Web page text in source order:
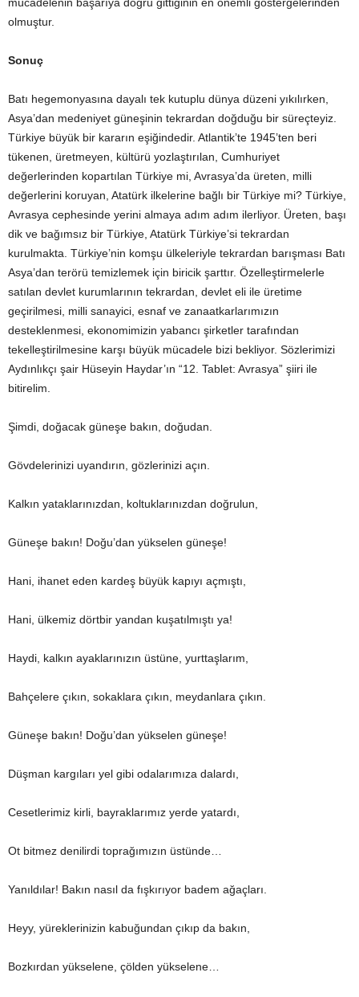
olmuştur.
Sonuç
Batı hegemonyasına dayalı tek kutuplu dünya düzeni yıkılırken,
Asya’dan medeniyet güneşinin tekrardan doğduğu bir süreçteyiz.
Türkiye büyük bir kararın eşiğindedir. Atlantik’te 1945’ten beri
tükenen, üretmeyen, kültürü yozlaştırılan, Cumhuriyet
değerlerinden kopartılan Türkiye mi, Avrasya’da üreten, milli
değerlerini koruyan, Atatürk ilkelerine bağlı bir Türkiye mi? Türkiye,
Avrasya cephesinde yerini almaya adım adım ilerliyor. Üreten, başı
dik ve bağımsız bir Türkiye, Atatürk Türkiye’si tekrardan
kurulmakta. Türkiye’nin komşu ülkeleriyle tekrardan barışması Batı
Asya’dan terörü temizlemek için biricik şarttır. Özelleştirmelerle
satılan devlet kurumlarının tekrardan, devlet eli ile üretime
geçirilmesi, milli sanayici, esnaf ve zanaatkarlarımızın
desteklenmesi, ekonomimizin yabancı şirketler tarafından
tekelleştirilmesine karşı büyük mücadele bizi bekliyor. Sözlerimizi
Aydınlıkçı şair Hüseyin Haydar’ın “12. Tablet: Avrasya” şiiri ile
bitirelim.
Şimdi, doğacak güneşe bakın, doğudan.
Gövdelerinizi uyandırın, gözlerinizi açın.
Kalkın yataklarınızdan, koltuklarınızdan doğrulun,
Güneşe bakın! Doğu’dan yükselen güneşe!
Hani, ihanet eden kardeş büyük kapıyı açmıştı,
Hani, ülkemiz dörtbir yandan kuşatılmıştı ya!
Haydi, kalkın ayaklarınızın üstüne, yurttaşlarım,
Bahçelere çıkın, sokaklara çıkın, meydanlara çıkın.
Güneşe bakın! Doğu’dan yükselen güneşe!
Düşman kargıları yel gibi odalarımıza dalardı,
Cesetlerimiz kirli, bayraklarımız yerde yatardı,
Ot bitmez denilirdi toprağımızın üstünde…
Yanıldılar! Bakın nasıl da fışkırıyor badem ağaçları.
Heyy, yüreklerinizin kabuğundan çıkıp da bakın,
Bozkırdan yükselene, çölden yükselene…